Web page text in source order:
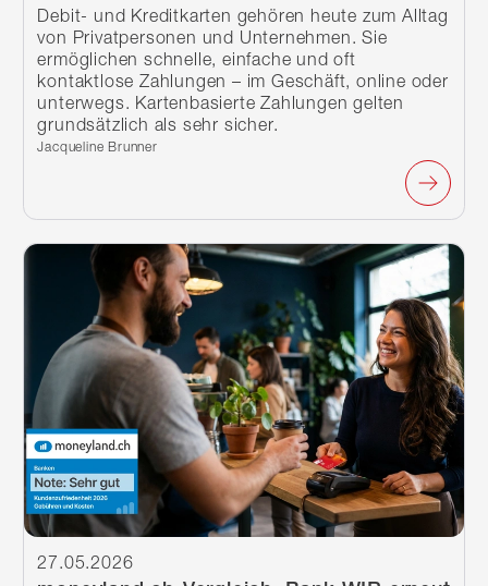
Debit- und Kreditkarten gehören heute zum Alltag
von Privatpersonen und Unternehmen. Sie
ermöglichen schnelle, einfache und oft
kontaktlose Zahlungen – im Geschäft, online oder
unterwegs. Kartenbasierte Zahlungen gelten
grundsätzlich als sehr sicher.
Verfasst von:
Jacqueline Brunner
27.05.2026
Weiterlesen